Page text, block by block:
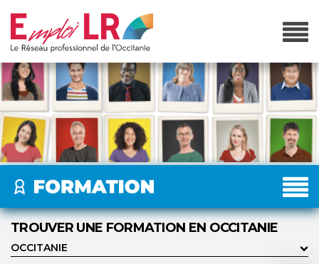
TROUVER UNE FORMATION EN OCCITANIE